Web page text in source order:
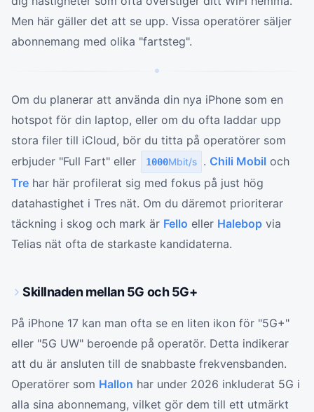
Men här gäller det att se upp. Vissa operatörer säljer
abonnemang med olika "fartsteg".
Om du planerar att använda din nya iPhone som en
hotspot för din laptop, eller om du ofta laddar upp
stora filer till iCloud, bör du titta på operatörer som
erbjuder "Full Fart" eller
1000Mbit/s . Chili Mobil och
Tre har här profilerat sig med fokus på just hög
datahastighet i Tres nät. Om du däremot prioriterar
täckning i skog och mark är Fello eller Halebop via
Telias nät ofta de starkaste kandidaterna.
Skillnaden mellan 5G och 5G+
På iPhone 17 kan man ofta se en liten ikon för "5G+"
eller "5G UW" beroende på operatör. Detta indikerar
att du är ansluten till de snabbaste frekvensbanden.
Operatörer som Hallon har under 2026 inkluderat 5G i
alla sina abonnemang, vilket gör dem till ett utmärkt